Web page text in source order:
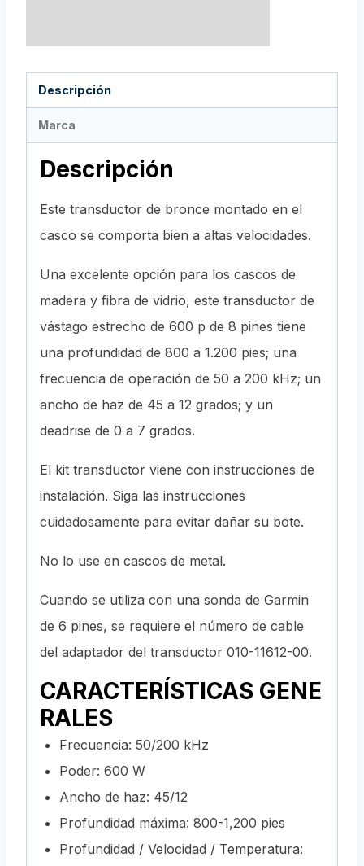
Descripción
Marca
Descripción
Este transductor de bronce montado en el
casco se comporta bien a altas velocidades.
Una excelente opción para los cascos de
madera y fibra de vidrio, este transductor de
vástago estrecho de 600 p de 8 pines tiene
una profundidad de 800 a 1.200 pies; una
frecuencia de operación de 50 a 200 kHz; un
ancho de haz de 45 a 12 grados; y un
deadrise de 0 a 7 grados.
El kit transductor viene con instrucciones de
instalación. Siga las instrucciones
cuidadosamente para evitar dañar su bote.
No lo use en cascos de metal.
Cuando se utiliza con una sonda de Garmin
de 6 pines, se requiere el número de cable
del adaptador del transductor 010-11612-00.
CARACTERÍSTICAS GENE
RALES
Frecuencia: 50/200 kHz
Poder: 600 W
Ancho de haz: 45/12
Profundidad máxima: 800-1,200 pies
Profundidad / Velocidad / Temperatura: